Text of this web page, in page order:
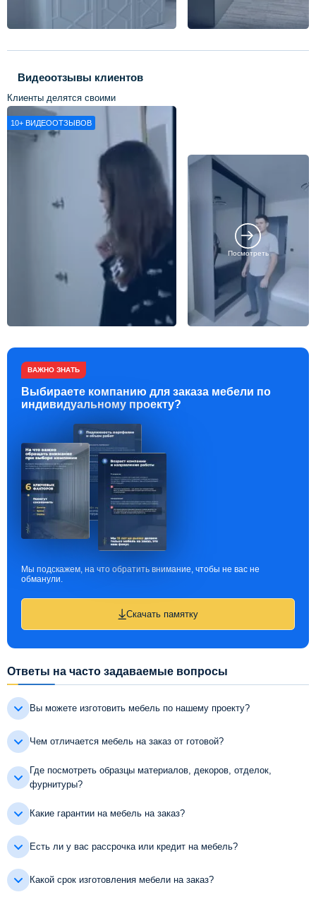
Видеоотзывы клиентов
Клиенты делятся своими
впечатлениями о нашей работе
10+ ВИДЕООТЗЫВОВ
Посмотреть
ВАЖНО ЗНАТЬ
Выбираете компанию для заказа мебели по
индивидуальному проекту?
Мы подскажем, на что обратить внимание, чтобы не вас не
обманули.
Скачать памятку
Ответы на часто задаваемые вопросы
Вы можете изготовить мебель по нашему проекту?
Чем отличается мебель на заказ от готовой?
Где посмотреть образцы материалов, декоров, отделок,
фурнитуры?
Какие гарантии на мебель на заказ?
Есть ли у вас рассрочка или кредит на мебель?
Какой срок изготовления мебели на заказ?